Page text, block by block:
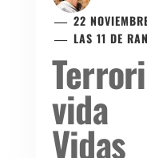
22
LAS 11 DE
vida
Vidas